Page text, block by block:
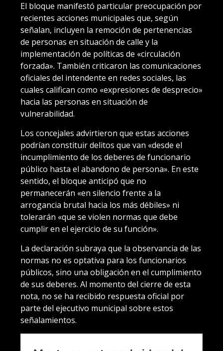
El bloque manifestó particular preocupación por
recientes acciones municipales que, según
señalan, incluyen la remoción de pertenencias
de personas en situación de calle y la
implementación de políticas de «circulación
forzada». También criticaron las comunicaciones
oficiales del intendente en redes sociales, las
cuales califican como «expresiones de desprecio»
hacia las personas en situación de
vulnerabilidad.
Los concejales advirtieron que estas acciones
podrían constituir delitos que van «desde el
incumplimiento de los deberes de funcionario
público hasta el abandono de persona». En este
sentido, el bloque anticipó que no
permanecerán «en silencio frente a la
arrogancia brutal hacia los más débiles» ni
tolerarán «que se violen normas que debe
cumplir en el ejercicio de su función».
La declaración subraya que la observancia de las
normas no es optativa para los funcionarios
públicos, sino una obligación en el cumplimiento
de sus deberes. Al momento del cierre de esta
nota, no se ha recibido respuesta oficial por
parte del ejecutivo municipal sobre estos
señalamientos.